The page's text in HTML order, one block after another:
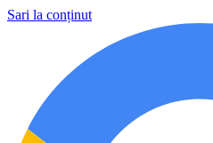
Sari la conținut